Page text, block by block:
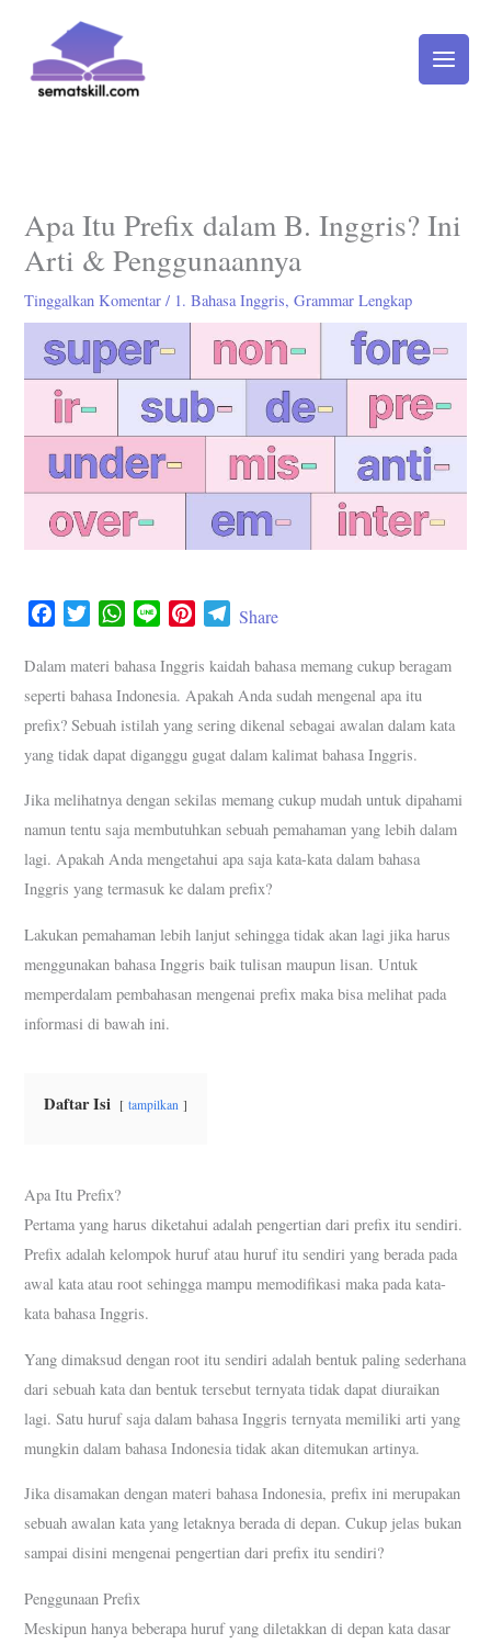
konten
Apa Itu Prefix dalam B. Inggris? Ini
Arti & Penggunaannya
Tinggalkan Komentar / 1. Bahasa Inggris,Grammar Lengkap
c
e
b
o
k
i
t
t
e
W
a
t
s
A
p
n
e
n
t
e
e
s
t
T
l
e
g
r
m
Share
Dalam materi bahasa Inggris kaidah bahasa memang cukup beragam
seperti bahasa Indonesia. Apakah Anda sudah mengenal apa itu
prefix? Sebuah istilah yang sering dikenal sebagai awalan dalam kata
yang tidak dapat diganggu gugat dalam kalimat bahasa Inggris.
Jika melihatnya dengan sekilas memang cukup mudah untuk dipahami
namun tentu saja membutuhkan sebuah pemahaman yang lebih dalam
lagi. Apakah Anda mengetahui apa saja kata-kata dalam bahasa
Inggris yang termasuk ke dalam prefix?
Lakukan pemahaman lebih lanjut sehingga tidak akan lagi jika harus
menggunakan bahasa Inggris baik tulisan maupun lisan. Untuk
memperdalam pembahasan mengenai prefix maka bisa melihat pada
informasi di bawah ini.
Daftar Isi tampilkan
Apa Itu Prefix?
Pertama yang harus diketahui adalah pengertian dari prefix itu sendiri.
Prefix adalah kelompok huruf atau huruf itu sendiri yang berada pada
awal kata atau root sehingga mampu memodifikasi maka pada kata-
kata bahasa Inggris.
Yang dimaksud dengan root itu sendiri adalah bentuk paling sederhana
dari sebuah kata dan bentuk tersebut ternyata tidak dapat diuraikan
lagi. Satu huruf saja dalam bahasa Inggris ternyata memiliki arti yang
mungkin dalam bahasa Indonesia tidak akan ditemukan artinya.
Jika disamakan dengan materi bahasa Indonesia, prefix ini merupakan
sebuah awalan kata yang letaknya berada di depan. Cukup jelas bukan
sampai disini mengenai pengertian dari prefix itu sendiri?
Penggunaan Prefix
Meskipun hanya beberapa huruf yang diletakkan di depan kata dasar